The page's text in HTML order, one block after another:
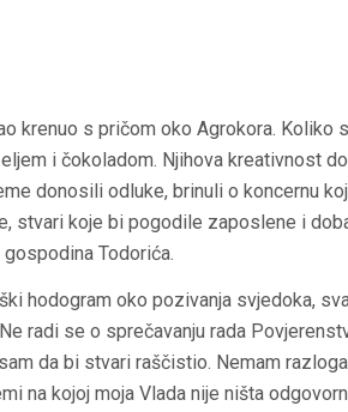
krenuo s pričom oko Agrokora. Koliko
i čokoladom. Njihova kreativnost
donosili odluke, brinuli o koncernu
stvari koje bi pogodile zaposlene i
Todorića.
hodogram oko pozivanja svjedoka,
radi se o sprečavanju rada
da bi stvari raščistio. Nemam
na kojoj moja Vlada nije ništa